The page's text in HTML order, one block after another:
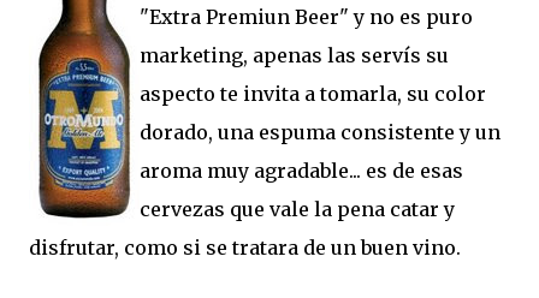
"Extra Premiun Beer" y no es puro
marketing, apenas las servís su
aspecto te invita a tomarla, su color
dorado, una espuma consistente y un
aroma muy agradable... es de esas
cervezas que vale la pena catar y
disfrutar, como si se tratara de un buen vino.